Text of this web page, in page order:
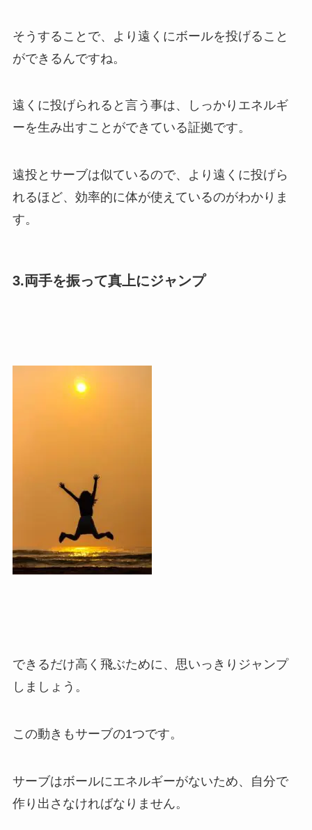
そうすることで、より遠くにボールを投げること
ができるんですね。
遠くに投げられると言う事は、しっかりエネルギ
ーを生み出すことができている証拠です。
遠投とサーブは似ているので、より遠くに投げら
れるほど、効率的に体が使えているのがわかりま
す。
3.両手を振って真上にジャンプ
できるだけ高く飛ぶために、思いっきりジャンプ
しましょう。
この動きもサーブの1つです。
サーブはボールにエネルギーがないため、自分で
作り出さなければなりません。